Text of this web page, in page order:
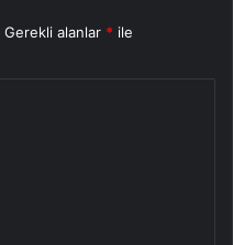
Gerekli alanlar * ile